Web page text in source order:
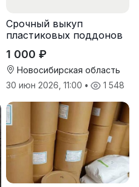
Срочный выкуп
пластиковых поддонов
Новосибирске
1 000 ₽
Новосибирская область
30 июн 2026, 11:00 • 1 548